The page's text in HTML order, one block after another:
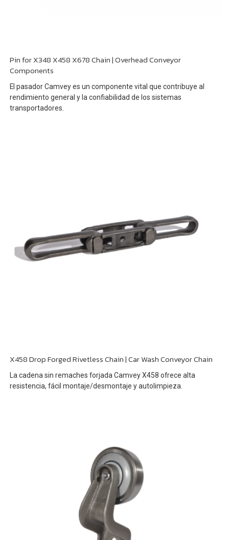
Pin for X348 X458 X678 Chain | Overhead Conveyor
Components
El pasador Camvey es un componente vital que contribuye al
rendimiento general y la confiabilidad de los sistemas
transportadores.
X458 Drop Forged Rivetless Chain | Car Wash Conveyor Chain
La cadena sin remaches forjada Camvey X458 ofrece alta
resistencia, fácil montaje/desmontaje y autolimpieza.